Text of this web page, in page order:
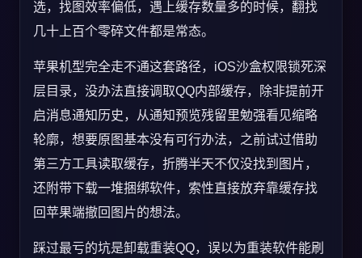
选，找图效率偏低，遇上缓存数量多的时候，翻找
几十上百个零碎文件都是常态。
苹果机型完全走不通这套路径，iOS沙盒权限锁死深
层目录，没办法直接调取QQ内部缓存，除非提前开
启消息通知历史，从通知预览残留里勉强看见缩略
轮廓，想要原图基本没有可行办法，之前试过借助
第三方工具读取缓存，折腾半天不仅没找到图片，
还附带下载一堆捆绑软件，索性直接放弃靠缓存找
回苹果端撤回图片的想法。
踩过最亏的坑是卸载重装QQ，误以为重装软件能刷